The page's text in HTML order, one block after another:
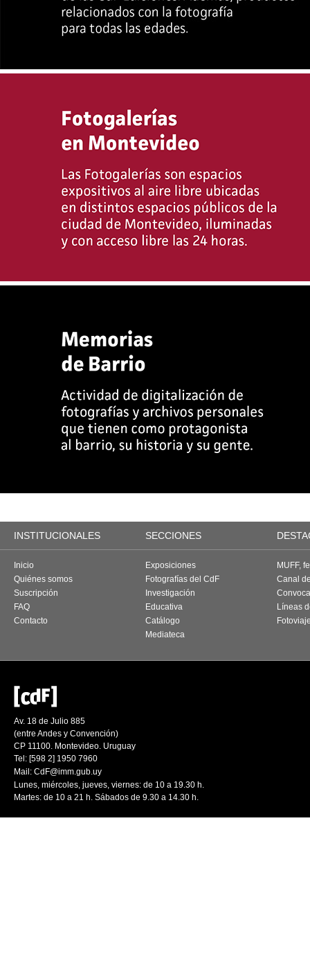
INSTITUCIONALES SECCIONES
Inicio
Quiénes somos
Suscripción
FAQ
Contacto
Exposiciones
Fotografías del CdF
Investigación
Educativa
Catálogo
Mediateca
MUFF,
Canal
Líneas
Av. 18 de Julio 885
(entre Andes y Convención)
CP 11100. Montevideo. Uruguay
Tel: [598 2] 1950 7960
Mail: CdF@imm.gub.uy
Lunes, miércoles, jueves, viernes: de 10 a 19.30 h.
Martes: de 10 a 21 h. Sábados de 9.30 a 14.30 h.